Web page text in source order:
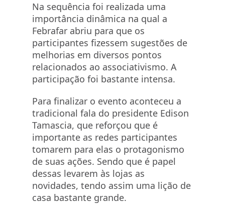
Na sequência foi realizada uma
importância dinâmica na qual a
Febrafar abriu para que os
participantes fizessem sugestões de
melhorias em diversos pontos
relacionados ao associativismo. A
participação foi bastante intensa.
Para finalizar o evento aconteceu a
tradicional fala do presidente Edison
Tamascia, que reforçou que é
importante as redes participantes
tomarem para elas o protagonismo
de suas ações. Sendo que é papel
dessas levarem às lojas as
novidades, tendo assim uma lição de
casa bastante grande.